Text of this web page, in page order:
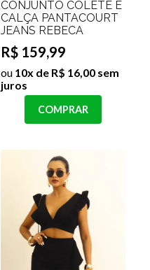
CONJUNTO COLETE E
CALÇA PANTACOURT
JEANS REBECA
R$ 159,99
ou 10x de R$ 16,00 sem
juros
COMPRAR